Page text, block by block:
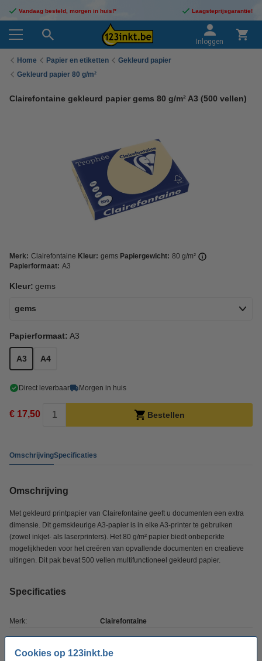
Cookies op 123inkt.be
Vandaag besteld, morgen in huis!* Laagsteprijsgarantie!
Inloggen
Home Papier en etiketten
Gekleurd papier
Gekleurd papier 80 g/m²
Clairefontaine gekleurd papier gems 80 g/m² A3 (500 vellen)
Merk: Clairefontaine Kleur: gems Papiergewicht: 80 g/m²
Papierformaat: A3
Kleur: gems
gems
Papierformaat: A3
A3 A4
Direct leverbaar Morgen in huis
€ 17,50 Bestellen
OmschrijvingSpecificaties
Omschrijving
Met gekleurd printpapier van Clairefontaine geeft u documenten een extra
dimensie. Dit gemskleurige A3-papier is in elke A3-printer te gebruiken
(zowel inkjet- als laserprinters). Het 80 g/m² papier biedt onbeperkte
mogelijkheden voor het creëren van opvallende documenten en creatieve
uitingen. Dit pak bevat 500 vellen multifunctioneel gekleurd papier.
Specificaties
Merk: Clairefontaine